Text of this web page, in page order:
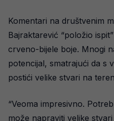
Komentari na društvenim
Bajraktarević “položio
crveno-bijele boje. Mnogi
potencijal, smatrajući da s
postići velike stvari na
“Veoma impresivno.
može napraviti velike